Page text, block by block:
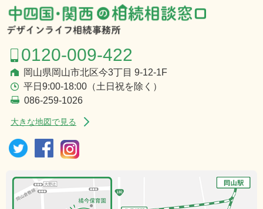
0120-009-422
岡山県岡山市北区今3丁目 9-12-1F
平日9:00-18:00（土日祝を除く）
086-259-1026
大きな地図で見る